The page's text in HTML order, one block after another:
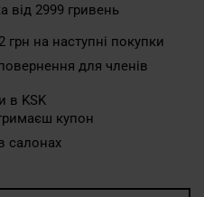
від 2999 гривень
грн на наступні покупки
для членів
в KSK
купон
салонах